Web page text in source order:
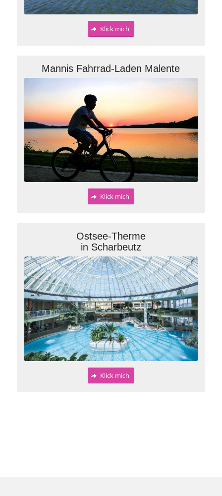
Klick mich
Mannis Fahrrad-Laden Malente
Klick mich
Ostsee-Therme
in Scharbeutz
Klick mich